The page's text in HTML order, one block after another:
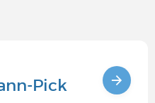
Pick